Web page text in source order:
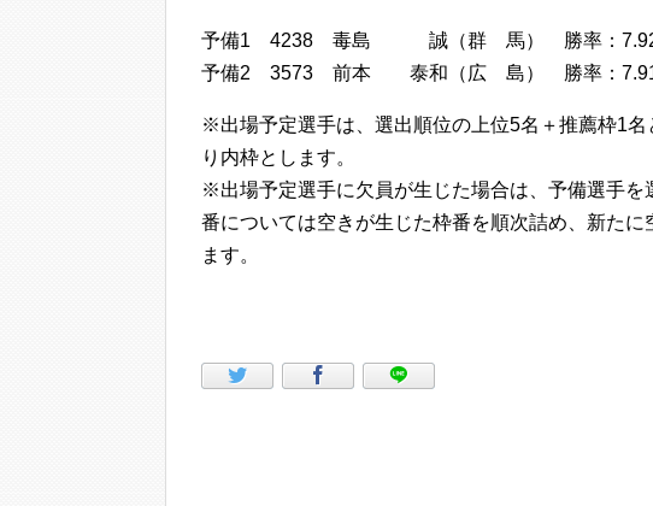
予備1 4238 毒島 誠（群 馬） 勝率：7.92
予備2 3573 前本 泰和（広 島） 勝率：7.91
※出場予定選手は、選出順位の上位5名＋推薦枠1
り内枠とします。
※出場予定選手に欠員が生じた場合は、予備選手
番については空きが生じた枠番を順次詰め、新た
ます。